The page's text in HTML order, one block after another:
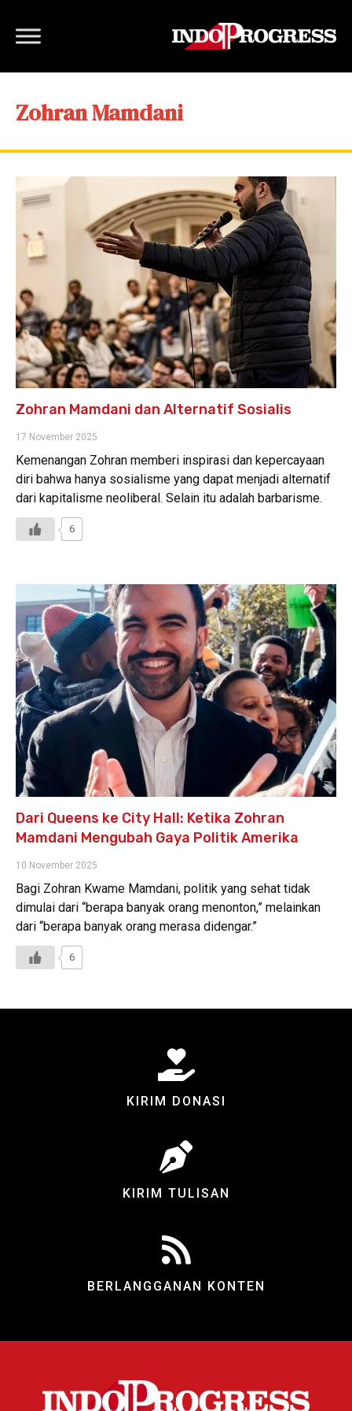
Zohran Mamdani
Zohran Mamdani dan Alternatif Sosialis
17 November 2025
Kemenangan Zohran memberi inspirasi dan kepercayaan
diri bahwa hanya sosialisme yang dapat menjadi alternatif
dari kapitalisme neoliberal. Selain itu adalah barbarisme.
6
Dari Queens ke City Hall: Ketika Zohran
Mamdani Mengubah Gaya Politik Amerika
10 November 2025
Bagi Zohran Kwame Mamdani, politik yang sehat tidak
dimulai dari “berapa banyak orang menonton,” melainkan
dari “berapa banyak orang merasa didengar.”
6
KIRIM DONASI
KIRIM TULISAN
BERLANGGANAN KONTEN